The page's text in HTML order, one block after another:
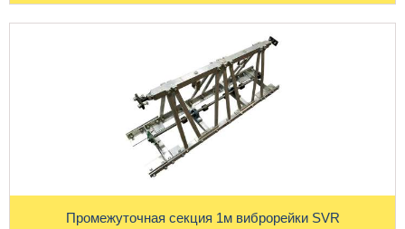
Промежуточная секция 1м виброрейки SVR